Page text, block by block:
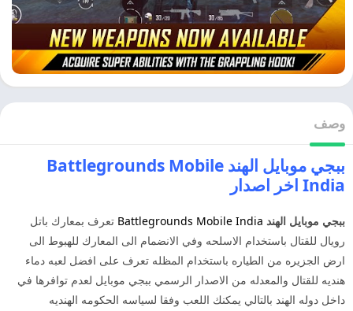
وصف
ببجي موبايل الهند Battlegrounds Mobile
India اخر اصدار
ببجي موبايل الهند Battlegrounds Mobile India تعرف بمعارك باتل
رويال للقتال باستخدام الاسلحه وفي الانضمام الى المعارك للهبوط الى
ارض الجزيره من الطياره باستخدام المظله تعرف على افضل لعبه دماء
هنديه للقتال والمعدله من الاصدار الرسمي ببجي موبايل لعدم توافرها في
داخل دوله الهند بالتالي يمكنك اللعب وفقا لسياسه الحكومه الهنديه